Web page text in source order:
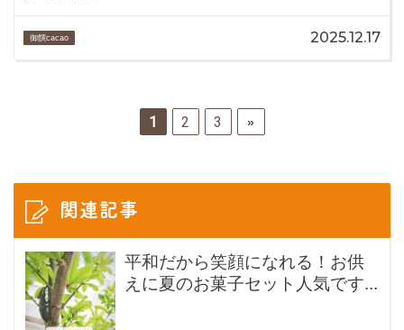
御饌cacao 2025.12.17
1 2 3 »
関連記事
平和だから笑顔になれる！お供
えに夏のお菓子セット人気です...